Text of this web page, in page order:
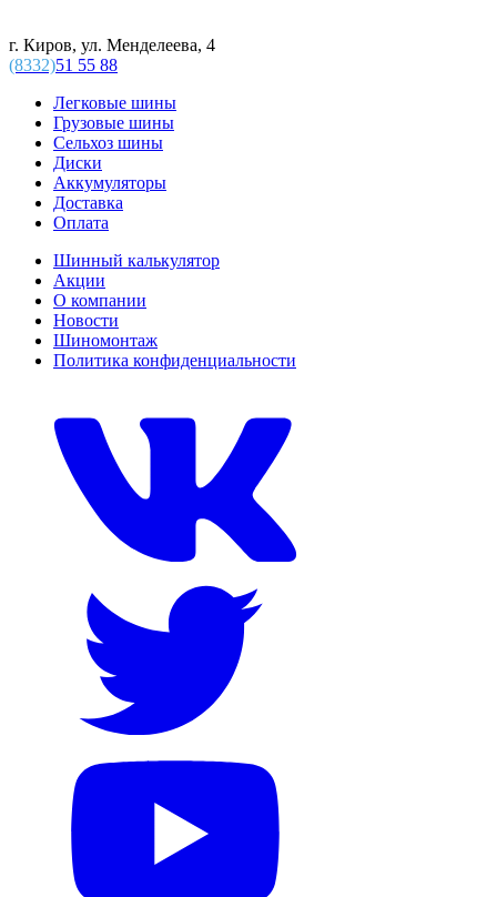
г. Киров, ул. Менделеева, 4
(8332)51 55 88
Легковые шины
Грузовые шины
Сельхоз шины
Диски
Аккумуляторы
Доставка
Оплата
Шинный калькулятор
Акции
О компании
Новости
Шиномонтаж
Политика конфиденциальности